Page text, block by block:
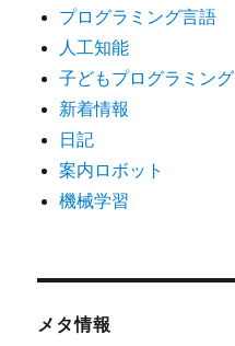
プログラミング言語
人工知能
子どもプログラミング
新着情報
日記
案内ロボット
機械学習
メタ情報